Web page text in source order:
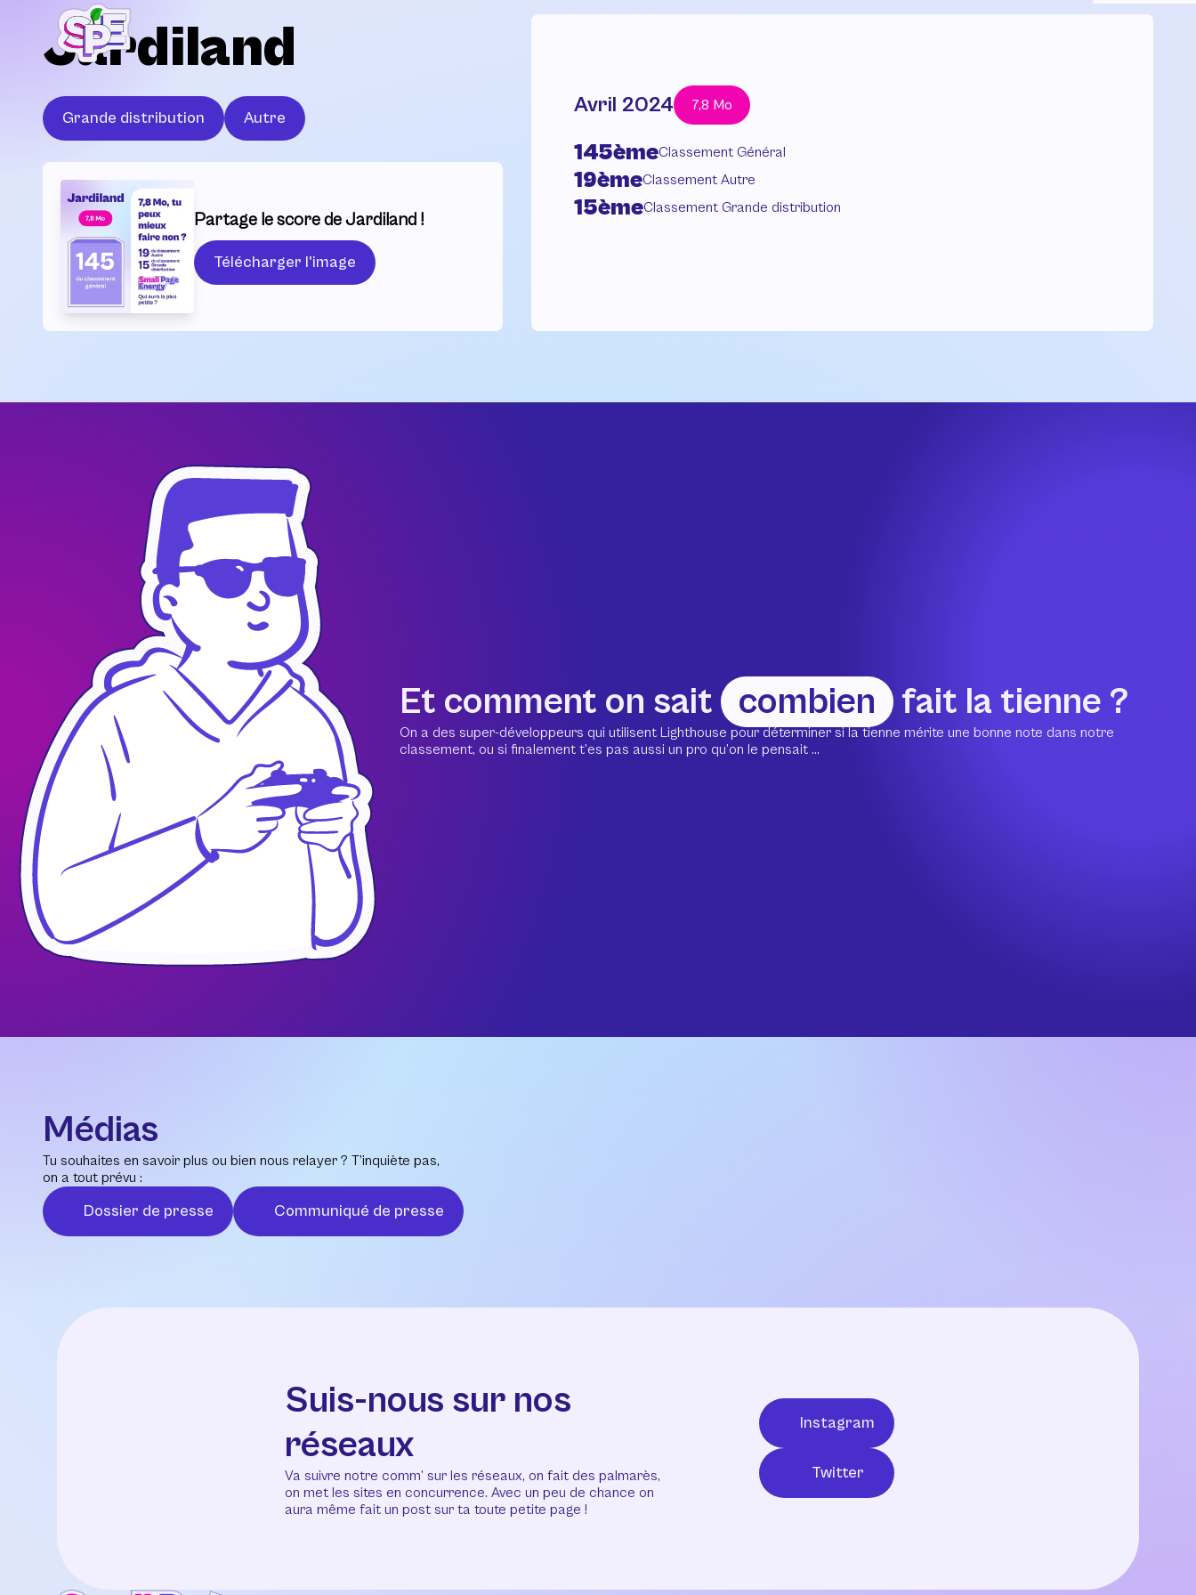
Jardiland
Grande distribution Autre
Partage le score de Jardiland !
Télécharger l'image
Avril 2024 7,8 Mo
145èmeClassement Général
19èmeClassement Autre
15èmeClassement Grande distribution
Et comment on sait combien fait la tienne ?
On a des super-développeurs qui utilisent Lighthouse pour déterminer si la tienne mérite une bonne note dans notre
classement, ou si finalement t’es pas aussi un pro qu’on le pensait ...
Médias
Tu souhaites en savoir plus ou bien nous relayer ? T’inquiète pas,
on a tout prévu :
Dossier de presse Communiqué de presse
Suis-nous sur nos
réseaux
Va suivre notre comm’ sur les réseaux, on fait des palmarès,
on met les sites en concurrence. Avec un peu de chance on
aura même fait un post sur ta toute petite page !
Instagram
Twitter